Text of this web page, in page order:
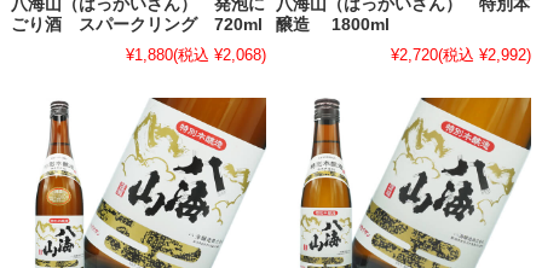
八海山（はっかいさん） 発泡に
ごり酒 スパークリング 720ml
¥1,880(税込 ¥2,068)
八海山（はっかいさん） 特別本
醸造 1800ml
¥2,720(税込 ¥2,992)